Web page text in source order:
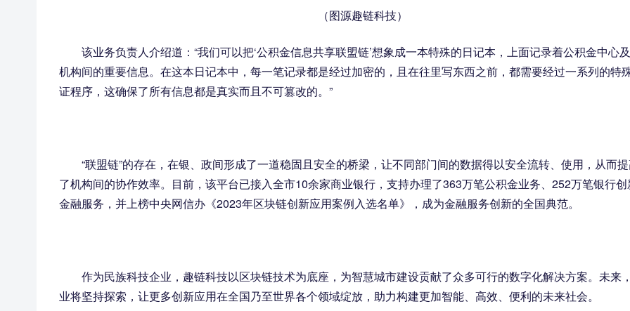
（图源趣链科技）
该业务负责人介绍道：“我们可以把‘公积金信息共享联盟链’想象成一本特殊的日记本，上面记录着公积金中心
机构间的重要信息。在这本日记本中，每一笔记录都是经过加密的，且在往里写东西之前，都需要经过一系列的特
证程序，这确保了所有信息都是真实而且不可篡改的。”
“联盟链”的存在，在银、政间形成了一道稳固且安全的桥梁，让不同部门间的数据得以安全流转、使用，从而
了机构间的协作效率。目前，该平台已接入全市10余家商业银行，支持办理了363万笔公积金业务、252万笔银行
金融服务，并上榜中央网信办《2023年区块链创新应用案例入选名单》，成为金融服务创新的全国典范。
作为民族科技企业，趣链科技以区块链技术为底座，为智慧城市建设贡献了众多可行的数字化解决方案。未来
业将坚持探索，让更多创新应用在全国乃至世界各个领域绽放，助力构建更加智能、高效、便利的未来社会。